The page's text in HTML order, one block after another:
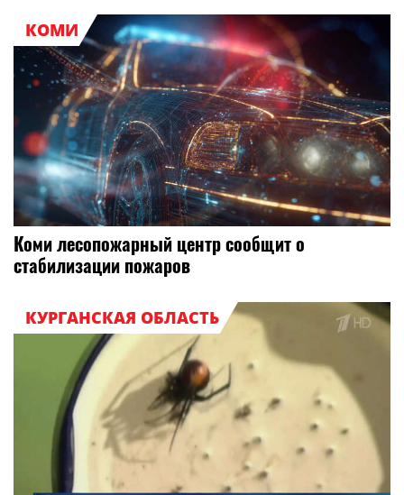
КОМИ
Коми лесопожарный центр сообщит о
стабилизации пожаров
КУРГАНСКАЯ ОБЛАСТЬ